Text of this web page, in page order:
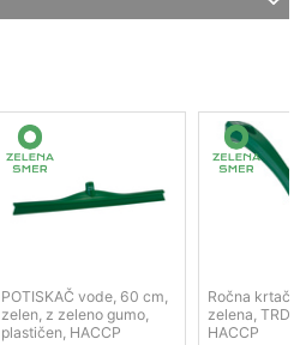
POTISKAČ vode, 60 cm,
zelen, z zeleno gumo,
plastičen, HACCP
Ročna krtača,
zelena, TRDA,
HACCP